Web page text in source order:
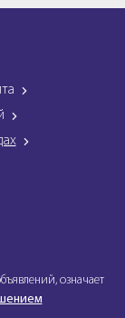
означает